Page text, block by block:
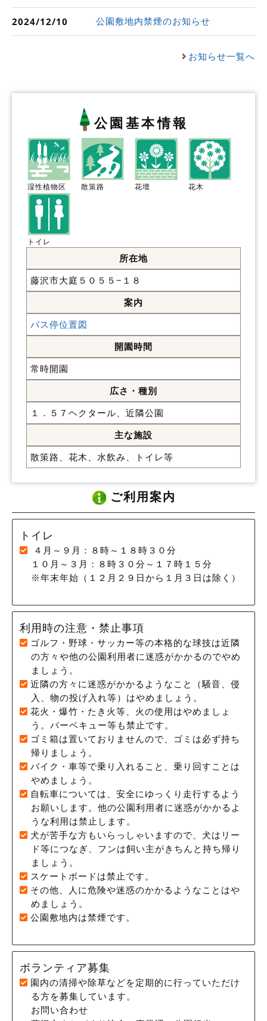
2024/12/10 公園敷地内禁煙のお知らせ
お知らせ一覧へ
公園基本情報
湿性植物区 散策路 花壇 花木
トイレ
所在地
藤沢市大庭５０５５−１８
案内
バス停位置図
開園時間
常時開園
広さ・種別
１．５７ヘクタール、近隣公園
主な施設
散策路、花木、水飲み、トイレ等
ご利用案内
トイレ
４月～９月：８時～１８時３０分
１０月～３月：８時３０分～１７時１５分
※年末年始（１２月２９日から１月３日は除く）
利用時の注意・禁止事項
ゴルフ・野球・サッカー等の本格的な球技は近隣
の方々や他の公園利用者に迷惑がかかるのでやめ
ましょう。
近隣の方々に迷惑がかかるようなこと（騒音、侵
入、物の投げ入れ等）はやめましょう。
花火・爆竹・たき火等、火の使用はやめましょ
う。バーベキュー等も禁止です。
ゴミ箱は置いておりませんので、ゴミは必ず持ち
帰りましょう。
バイク・車等で乗り入れること、乗り回すことは
やめましょう。
自転車については、安全にゆっくり走行するよう
お願いします。他の公園利用者に迷惑がかかるよ
うな利用は禁止します。
犬が苦手な方もいらっしゃいますので、犬はリー
ド等につなぎ、フンは飼い主がきちんと持ち帰り
ましょう。
スケートボードは禁止です。
その他、人に危険や迷惑のかかるようなことはや
めましょう。
公園敷地内は禁煙です。
ボランティア募集
園内の清掃や除草などを定期的に行っていただけ
る方を募集しています。
お問い合わせ